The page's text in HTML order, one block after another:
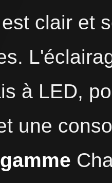
clair et
à LED,
une